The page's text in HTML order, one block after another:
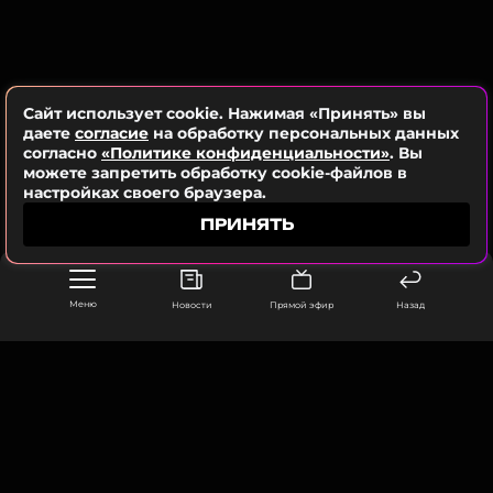
Меню Новости Прямой эфир Назад
ССЫЛКАЧитайте нас в Телеграме, чтобы
оставаться в курсе событий
ПОДПИСАТЬСЯ
ССЫЛКА
Сайт использует cookie. Нажимая «Принять» вы
даете согласие на обработку персональных данных
согласно «Политике конфиденциальности». Вы
можете запретить обработку cookie-файлов в
настройках своего браузера.
ПРИНЯТЬ